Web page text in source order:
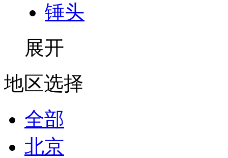
锤头
展开
地区选择
全部
北京